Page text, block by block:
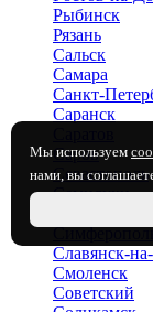
Мы используем
нами, вы
Рыбинск
Рязань
Сальск
Самара
Санкт-
Саранск
Саров
Севастополь
Семилуки
Славянск-
Смоленск
Советский